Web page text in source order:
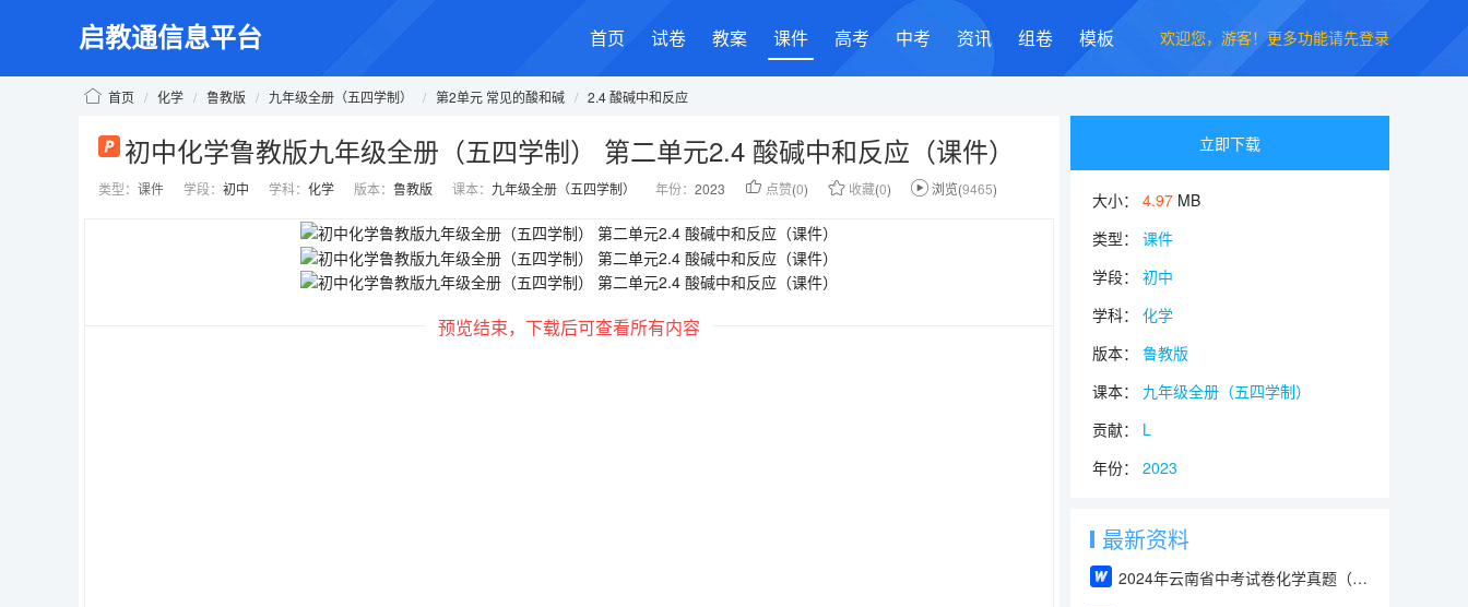
启教通信息平台 欢迎您，游客！更多功能请先登录
首页 试卷 教案 课件 高考 中考 资讯 组卷 模板
首页 / 化学 / 鲁教版 / 九年级全册（五四学制） / 第2单元 常见的酸和碱 / 2.4 酸碱中和反应
初中化学鲁教版九年级全册（五四学制） 第二单元2.4 酸碱中和反应（课件）
类型： 课件 学段： 初中 学科： 化学 版本： 鲁教版 课本： 九年级全册（五四学制） 年份： 2023 点赞(0) 收藏(0) 浏览(9465)
预览结束，下载后可查看所有内容
立即下载
大小： 4.97MB
类型：
课件
学段：
初中
学科：
化学
版本：
鲁教版
课本：
九年级全册（五四学制）
贡献：
L
年份：
2023
最新资料
2024年云南省中考试卷化学真题（解析版）